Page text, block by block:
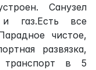
Санузел
газ.Есть все
чистое,
развязка,
транспорт в 5